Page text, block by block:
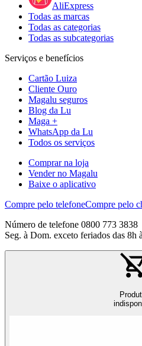
AliExpress
Todas as marcas
Todas as categorias
Todas as subcategorias
Serviços e benefícios
Cartão Luiza
Cliente Ouro
Magalu seguros
Blog da Lu
Maga +
WhatsApp da Lu
Todos os serviços
Comprar na loja
Vender no Magalu
Baixe o aplicativo
Compre pelo telefoneCompre pelo
Número de telefone 0800 773 3838
Seg. à Dom. exceto feriados das 8h